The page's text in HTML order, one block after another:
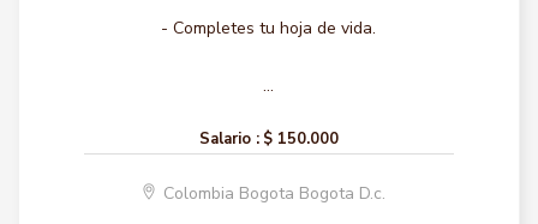
- Completes tu hoja de vida.
...
Salario : $ 150.000
Colombia Bogota Bogota D.c.